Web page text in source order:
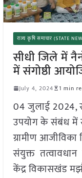
राज्य कृषि समाचार (STATE
सीधी जिले में
में संगोष्ठी
July 4, 2024 1 min
04 जुलाई 2024,
उपयोग के संबंध में
ग्रामीण
संयुक्त तत्वावधान
केंद्र विकासखंड